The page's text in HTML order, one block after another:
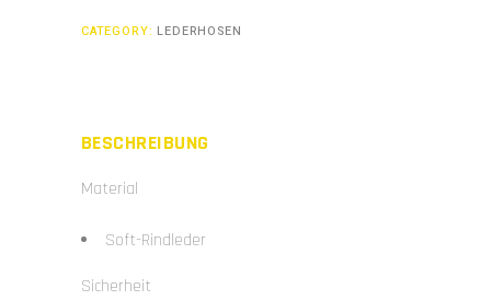
CATEGORY: LEDERHOSEN
BESCHREIBUNG
Material
Soft-Rindleder
Sicherheit